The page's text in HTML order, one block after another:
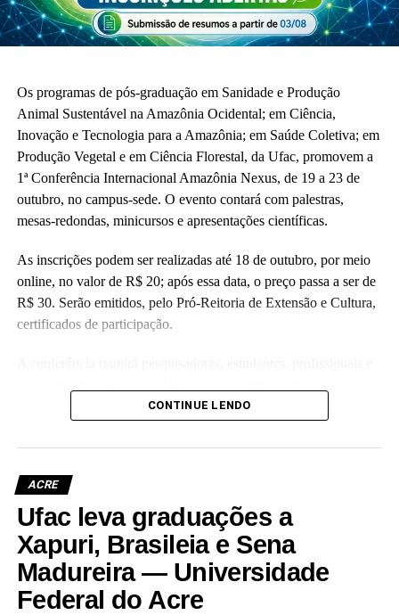
Os programas de pós-graduação em Sanidade e Produção
Animal Sustentável na Amazônia Ocidental; em Ciência,
Inovação e Tecnologia para a Amazônia; em Saúde Coletiva; em
Produção Vegetal e em Ciência Florestal, da Ufac, promovem a
1ª Conferência Internacional Amazônia Nexus, de 19 a 23 de
outubro, no campus-sede. O evento contará com palestras,
mesas-redondas, minicursos e apresentações científicas.
As inscrições podem ser realizadas até 18 de outubro, por meio
online, no valor de R$ 20; após essa data, o preço passa a ser de
R$ 30. Serão emitidos, pelo Pró-Reitoria de Extensão e Cultura,
certificados de participação.
troca de conhecimentos e discussão dos principais desafios
abordando temas como biodiversidade, saúde, mudanças
naturais.
Para se inscrever e consultar a programação,acesse o site do
evento.
CONTINUE LENDO
ACRE
Ufac leva graduações a
Xapuri, Brasileia e Sena
Madureira — Universidade
Federal do Acre